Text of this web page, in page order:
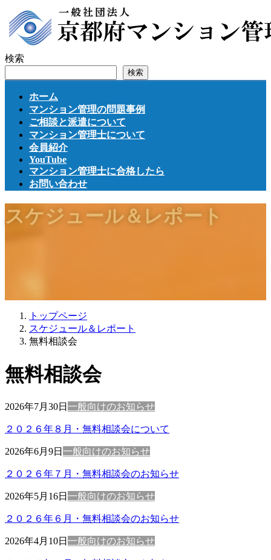
ン
テ
ツ
ビ
ゲ
シ
検索
検索
ホーム
マンション管理の問題事例
ご相談と派遣について
マンション管理士について
会員紹介
YouTube
マンション管理士に合格したら
お問い合わせ
スケジュール＆レポート
トップページ
スケジュール＆レポート
無料相談会
無料相談会
2026年7月30日 一般向けのお知らせ
２０２６年８月・無料相談会について
2026年6月9日 一般向けのお知らせ
２０２６年７月・無料相談会のお知らせ
2026年5月16日 一般向けのお知らせ
２０２６年６月・無料相談会のお知らせ
2026年4月10日 一般向けのお知らせ